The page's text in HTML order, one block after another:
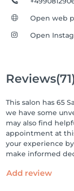
Open web
Open
Reviews
This salon has 65
we have some
may also find
appointment at
your experience
make informed
Add review